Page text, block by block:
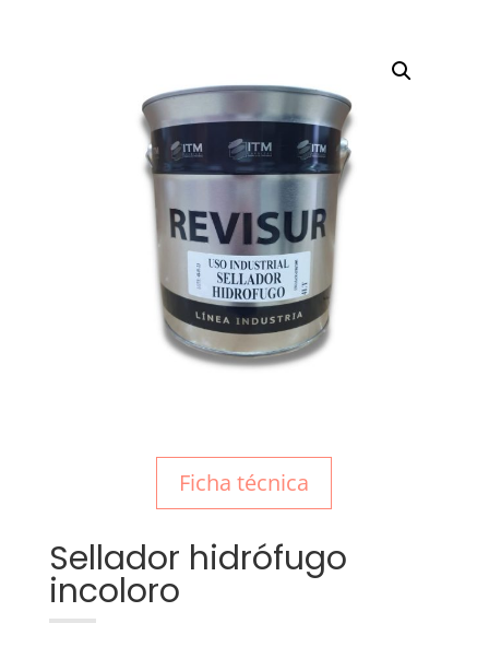
Ficha técnica
Sellador hidrófugo
incoloro